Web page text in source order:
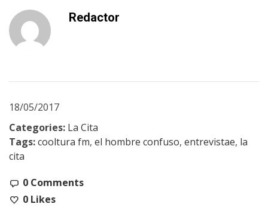
Redactor
18/05/2017
Categories: La Cita
Tags:cooltura fm, el hombre confuso, entrevistae, la
cita
0 Comments
0 Likes